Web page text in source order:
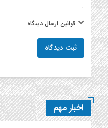
قوانین ارسال دیدگاه
ثبت دیدگاه
اخبار مهم